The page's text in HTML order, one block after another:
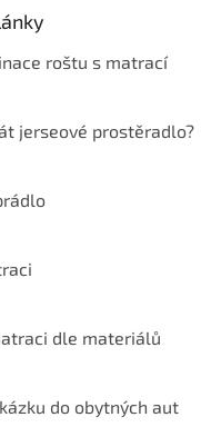
roštu s matrací
jerseové prostěradlo?
dle materiálů
do obytných aut